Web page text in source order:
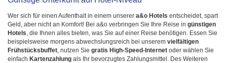
Wer sich für einen Aufenthalt in einem unserer a&o Hotels entscheidet, spart
Geld, aber nicht an Komfort! Bei a&o verbringen Sie Ihre Reise in günstigen
Hotels, die Ihnen alles bieten, was Sie auf einer Reise benötigen. Essen Sie
beispielsweise morgens abwechslungsreich bei unserem vielfältigen
Frühstücksbuffet, nutzen Sie gratis High-Speed-Internet oder wählen Sie
einfach Kartenzahlung als Ihr bevorzugtes Zahlungsmittel. Des Weiteren